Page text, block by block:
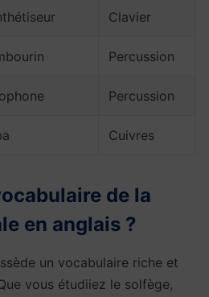
Clavier
Percussion
Percussion
Cuivres
de la
en anglais ?
un vocabulaire riche et
vous étudiiez le solfège,